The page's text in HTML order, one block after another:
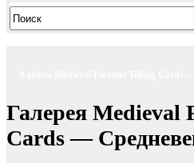
Галерея Medieval
Cards —